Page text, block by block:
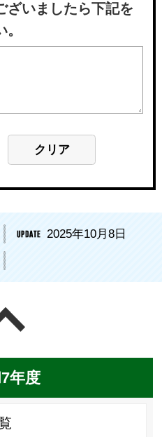
ざいましたら下記を
2025年10月8日
年度